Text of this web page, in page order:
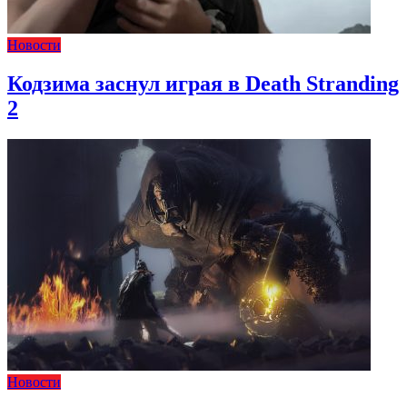
Новости
Кодзима заснул играя в Death Stranding
2
Новости